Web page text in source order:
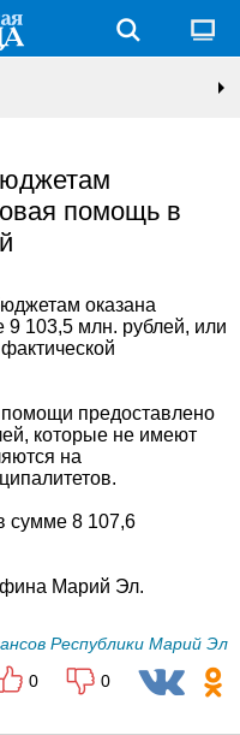
помощь в
оказана
103,5 млн. рублей, или
предоставлено
которые не имеют
на
сумме 8 107,6
Марий Эл.
Республики Марий Эл
0
0